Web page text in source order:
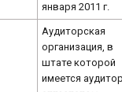
января 2011 г.
Аудиторская
организация, в
штате которой
имеется